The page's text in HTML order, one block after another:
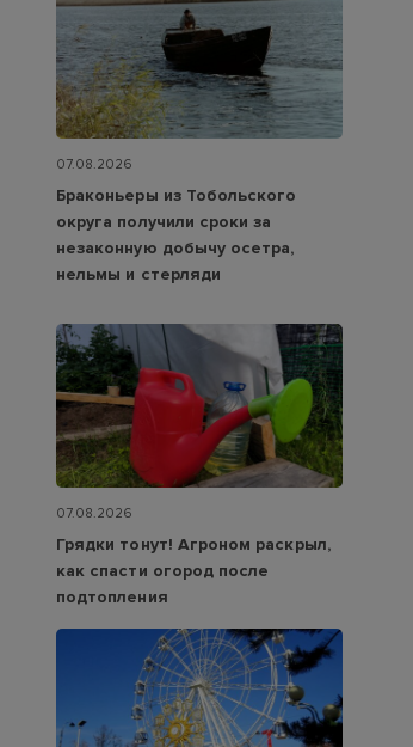
07.08.2026
Браконьеры из Тобольского
округа получили сроки за
незаконную добычу осетра,
нельмы и стерляди
07.08.2026
Грядки тонут! Агроном раскрыл,
как спасти огород после
подтопления